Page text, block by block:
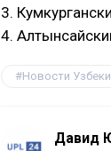
3.
4.
Новости
Давид